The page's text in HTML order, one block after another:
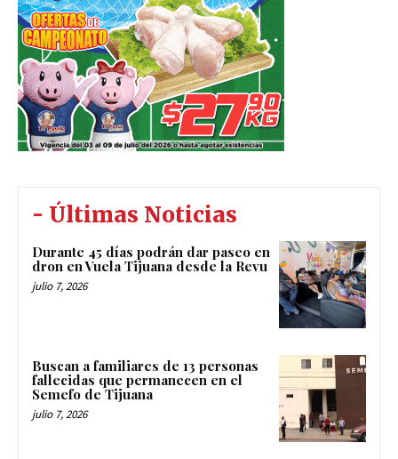
- Últimas Noticias
Durante 45 días podrán dar paseo en
dron en Vuela Tijuana desde la Revu
julio 7, 2026
Buscan a familiares de 13 personas
fallecidas que permanecen en el
Semefo de Tijuana
julio 7, 2026